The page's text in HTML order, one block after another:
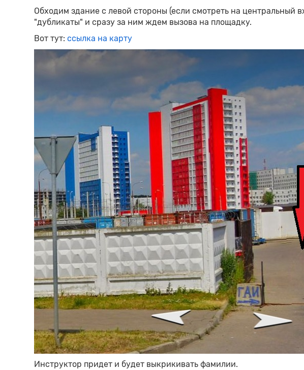
Обходим здание с левой стороны (если смотреть на центральный
"дубликаты" и сразу за ним ждем вызова на площадку.
Вот тут: ссылка на карту
Инструктор придет и будет выкрикивать фамилии.